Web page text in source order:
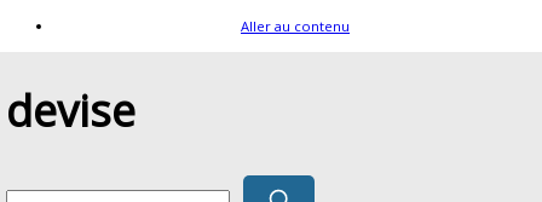
Aller au contenu
devise